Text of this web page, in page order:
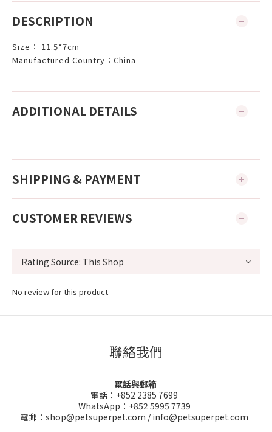
DESCRIPTION
Size： 11.5*7cm
Manufactured Country：China
ADDITIONAL DETAILS
SHIPPING & PAYMENT
CUSTOMER REVIEWS
No review for this product
聯絡我們
電話與郵箱
電話：+852 2385 7699
WhatsApp：+852 5995 7739
電郵：shop@petsuperpet.com / info@petsuperpet.com